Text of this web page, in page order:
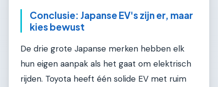
Conclusie: Japanse EV's zijn er, maar
kies bewust
De drie grote Japanse merken hebben elk
hun eigen aanpak als het gaat om elektrisch
rijden. Toyota heeft één solide EV met ruim